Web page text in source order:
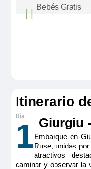
comedor/ café
con cafetera
electricidad 220V
Categoría
Bebés Gratis
aéreos, tasas
extras.
Itinerario
1 Giurgiu
Embarque en
Ruse, unidas
atractivos
caminar y observar la